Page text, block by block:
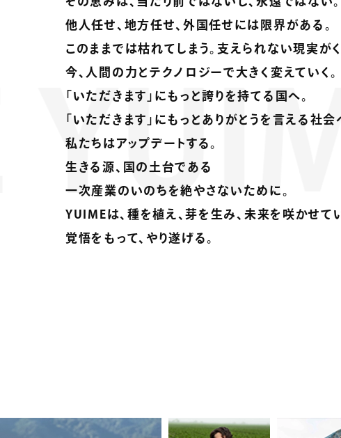
他人任せ、地方任せ、外国任せには限界がある。
このままでは枯れてしまう。支えられない現実がく
今、人間の力とテクノロジーで大きく変えていく。
「いただきます」にもっと誇りを持てる国へ。
「いただきます」にもっとありがとうを言える社会
私たちはアップデートする。
生きる源、国の土台である
一次産業のいのちを絶やさないために。
YUIMEは、種を植え、芽を生み、未来を咲かせてい
覚悟をもって、やり遂げる。